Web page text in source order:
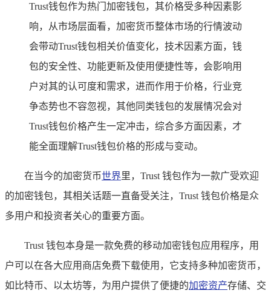
Trust钱包作为热门加密钱包，其价格受多种因素影
响，从市场层面看，加密货币整体市场的行情波动
会带动Trust钱包相关价值变化，技术因素方面，钱
包的安全性、功能更新及使用便捷性等，会影响用
户对其的认可度和需求，进而作用于价格，行业竞
争态势也不容忽视，其他同类钱包的发展情况会对
Trust钱包价格产生一定冲击，综合多方面因素，才
能全面理解Trust钱包价格的形成与变动。
在当今的加密货币世界里，Trust 钱包作为一款广受欢迎
的加密钱包，其相关话题一直备受关注，Trust 钱包价格是众
多用户和投资者关心的重要方面。
Trust 钱包本身是一款免费的移动加密钱包应用程序，用
户可以在各大应用商店免费下载使用，它支持多种加密货币，
如比特币、以太坊等，为用户提供了便捷的加密资产存储、交